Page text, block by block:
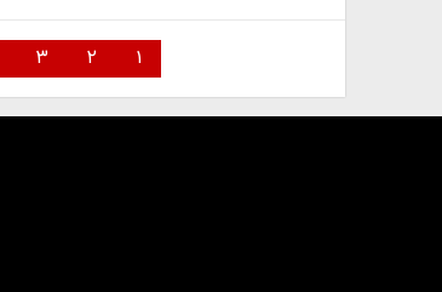
۱ ۲ ۳